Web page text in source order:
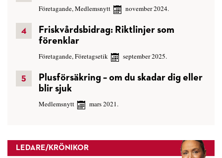
Företagande,Medlemsnytt november 2024.
Friskvårdsbidrag: Riktlinjer som
förenklar
Företagande,Företagsetik september 2025.
Plusförsäkring – om du skadar dig eller
blir sjuk
Medlemsnytt mars 2021.
LEDARE/KRÖNIKOR